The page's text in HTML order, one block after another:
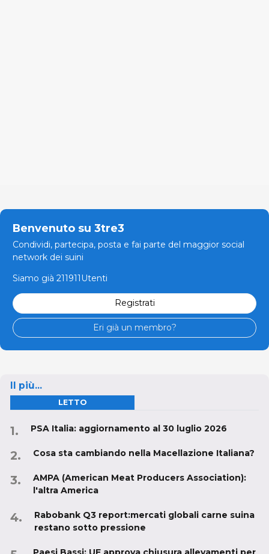
Benvenuto su 3tre3
Condividi, partecipa, posta e fai parte del maggior social
network dei suini
Siamo già 211911Utenti
Registrati
Eri già un membro?
Il più...
LETTO
PSA Italia: aggiornamento al 30 luglio 2026
Cosa sta cambiando nella Macellazione Italiana?
AMPA (American Meat Producers Association):
l'altra America
Rabobank Q3 report:mercati globali carne suina
restano sotto pressione